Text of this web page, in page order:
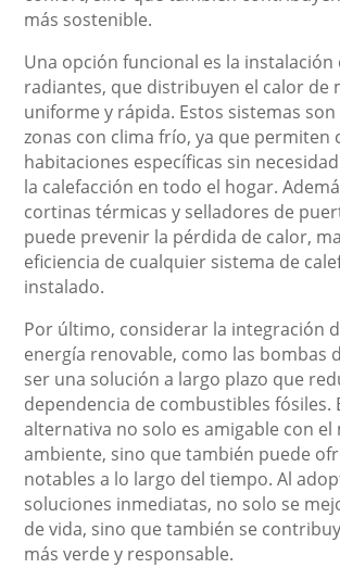
más sostenible.
Una opción funcional es la instalación
radiantes, que distribuyen el calor de
uniforme y rápida. Estos sistemas
zonas con clima frío, ya que permiten
habitaciones específicas sin
la calefacción en todo el hogar.
cortinas térmicas y selladores de
puede prevenir la pérdida de calor,
eficiencia de cualquier sistema de
instalado.
Por último, considerar la integración
energía renovable, como las bombas
ser una solución a largo plazo que
dependencia de combustibles fósiles.
alternativa no solo es amigable con el
ambiente, sino que también puede
notables a lo largo del tiempo. Al
soluciones inmediatas, no solo se
de vida, sino que también se
más verde y responsable.